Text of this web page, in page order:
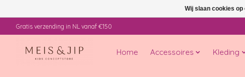
Gratis verzending in NL vanaf €150
Home Accessoires Kleding
Wij slaan cookies